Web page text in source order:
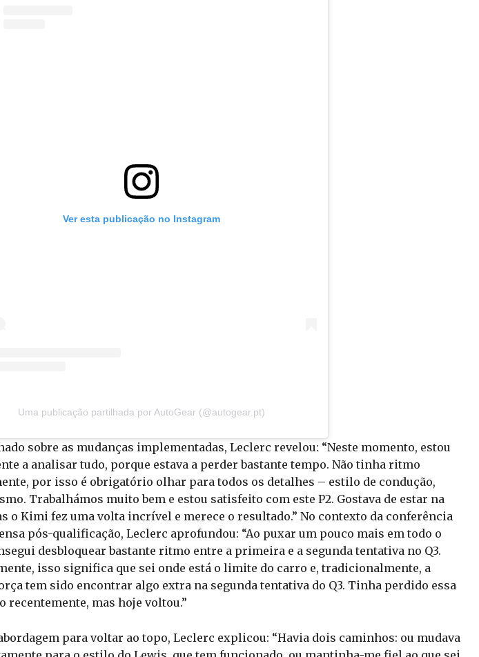
Ver esta publicação no Instagram
Uma publicação partilhada por AutoGear (@autogear.pt)
sobre as mudanças implementadas, Leclerc revelou: “Neste momento, estou
a analisar tudo, porque estava a perder bastante tempo. Não tinha ritmo
por isso é obrigatório olhar para todos os detalhes – estilo de condução,
Trabalhámos muito bem e estou satisfeito com este P2. Gostava de estar na
o Kimi fez uma volta incrível e merece o resultado.” No contexto da conferência
pós-qualificação, Leclerc aprofundou: “Ao puxar um pouco mais em todo o
desbloquear bastante ritmo entre a primeira e a segunda tentativa no Q3.
isso significa que sei onde está o limite do carro e, tradicionalmente, a
tem sido encontrar algo extra na segunda tentativa do Q3. Tinha perdido essa
recentemente, mas hoje voltou.”
para voltar ao topo, Leclerc explicou: “Havia dois caminhos: ou mudava